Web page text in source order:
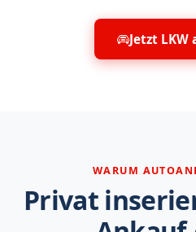
Jetzt LKW
WARUM
Privat